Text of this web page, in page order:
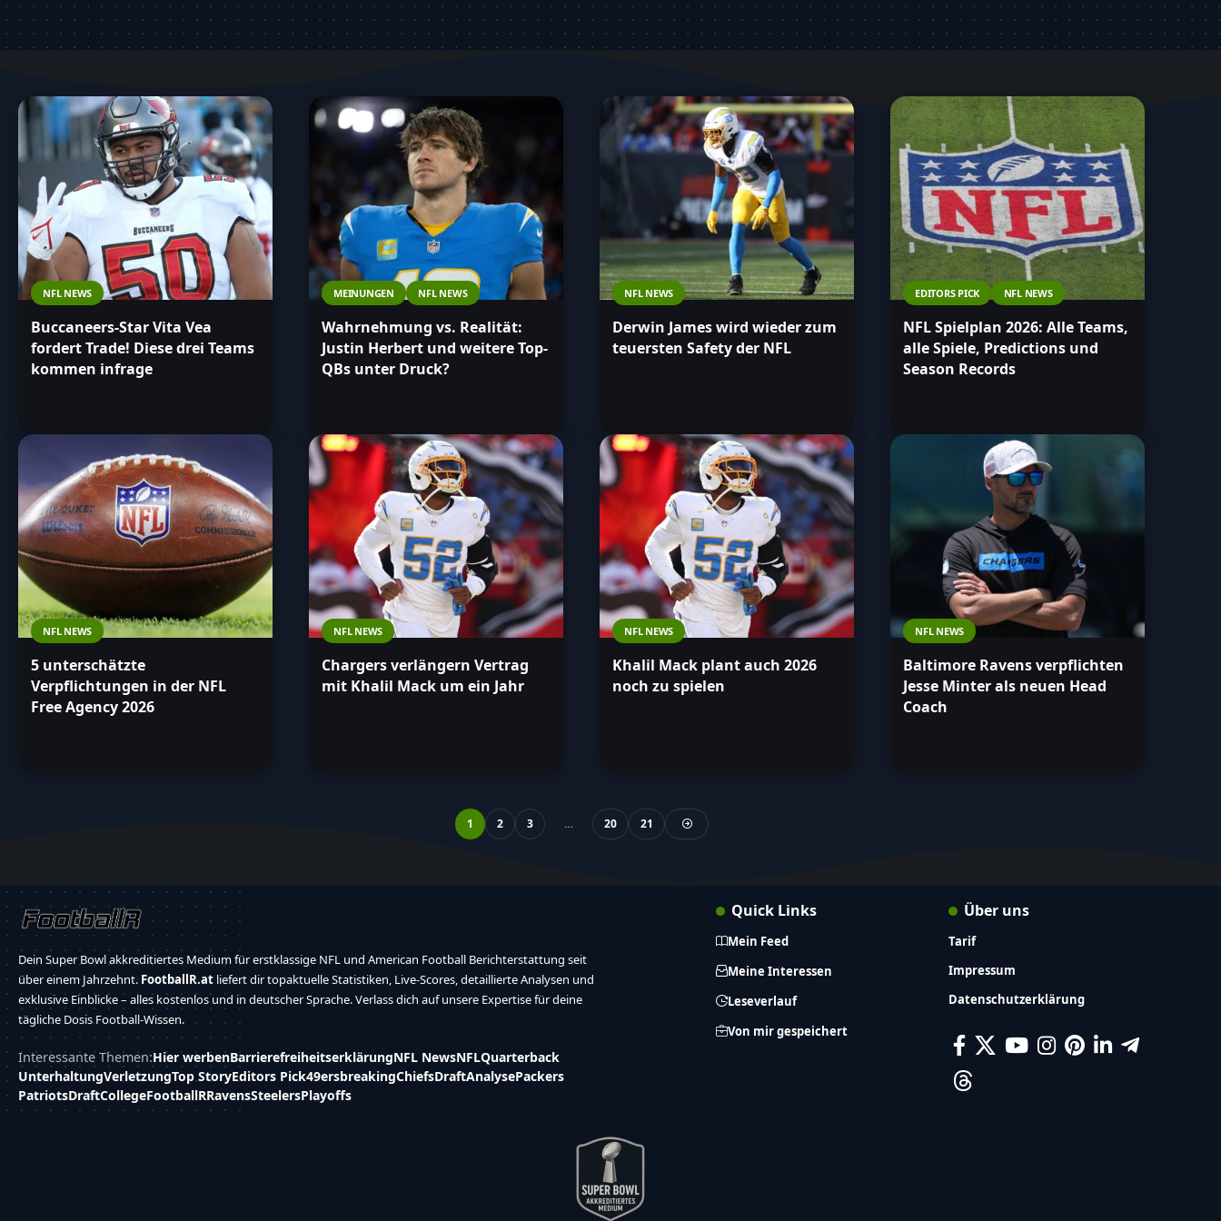
was mit den Chargers zu tun hat.
NFL NEWS
Buccaneers-Star Vita Vea
fordert Trade! Diese drei Teams
kommen infrage
MEINUNGEN NFL NEWS
Wahrnehmung vs. Realität:
Justin Herbert und weitere Top-
QBs unter Druck?
NFL NEWS
Derwin James wird wieder zum
teuersten Safety der NFL
EDITORS PICK NFL NEWS
NFL Spielplan 2026: Alle Teams,
alle Spiele, Predictions und
Season Records
NFL NEWS
5 unterschätzte
Verpflichtungen in der NFL
Free Agency 2026
NFL NEWS
Chargers verlängern Vertrag
mit Khalil Mack um ein Jahr
NFL NEWS
Khalil Mack plant auch 2026
noch zu spielen
NFL NEWS
Baltimore Ravens verpflichten
Jesse Minter als neuen Head
Coach
1 2 3 … 20 21
Dein Super Bowl akkreditiertes Medium für erstklassige NFL und American Football Berichterstattung seit
über einem Jahrzehnt.FootballR.at liefert dir topaktuelle Statistiken, Live-Scores, detaillierte Analysen und
exklusive Einblicke – alles kostenlos und in deutscher Sprache. Verlass dich auf unsere Expertise für deine
tägliche Dosis Football-Wissen.
Interessante Themen:Hier werbenBarrierefreiheitserklärungNFL NewsNFLQuarterback
UnterhaltungVerletzungTop StoryEditors Pick49ersbreakingChiefsDraftAnalysePackers
PatriotsDraftCollegeFootballRRavensSteelersPlayoffs
Quick Links
Mein Feed
Meine Interessen
Leseverlauf
Von mir gespeichert
Über uns
Tarif
Impressum
Datenschutzerklärung